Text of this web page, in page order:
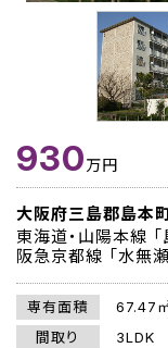
930万円
大阪府三島郡島本
東海道・山陽本線
阪急京都線 「水無
専有面積
67.47㎡
間取り
3LDK